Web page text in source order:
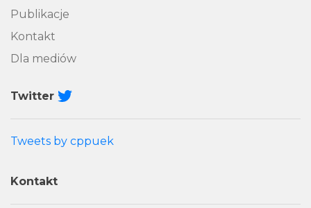
Publikacje
Kontakt
Dla mediów
Twitter
Tweets by cppuek
Kontakt